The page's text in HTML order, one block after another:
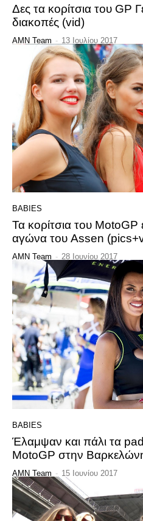
Δες τα κορίτσια του GP
διακοπές (vid)
AMN Team - 13 Ιουλίου 2017
BABIES
Τα κορίτσια του
αγώνα του Assen
AMN Team - 28 Ιουνίου 2017
BABIES
Έλαμψαν και πάλι τα
MotoGP στην
AMN Team - 15 Ιουνίου 2017